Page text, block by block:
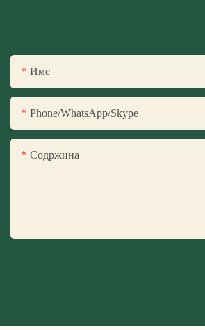
Име
Phone/WhatsApp/Skype
Содржина